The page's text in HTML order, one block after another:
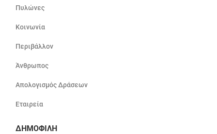
Πυλώνες
Κοινωνία
Περιβάλλον
Άνθρωπος
Απολογισμός Δράσεων
Εταιρεία
ΔΗΜΟΦΙΛΗ